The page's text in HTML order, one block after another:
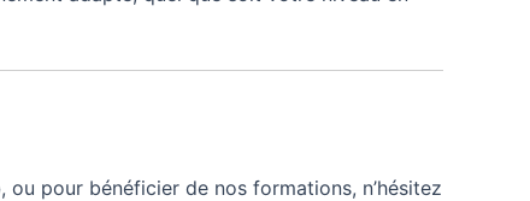
, ou pour bénéficier de nos formations, n’hésitez